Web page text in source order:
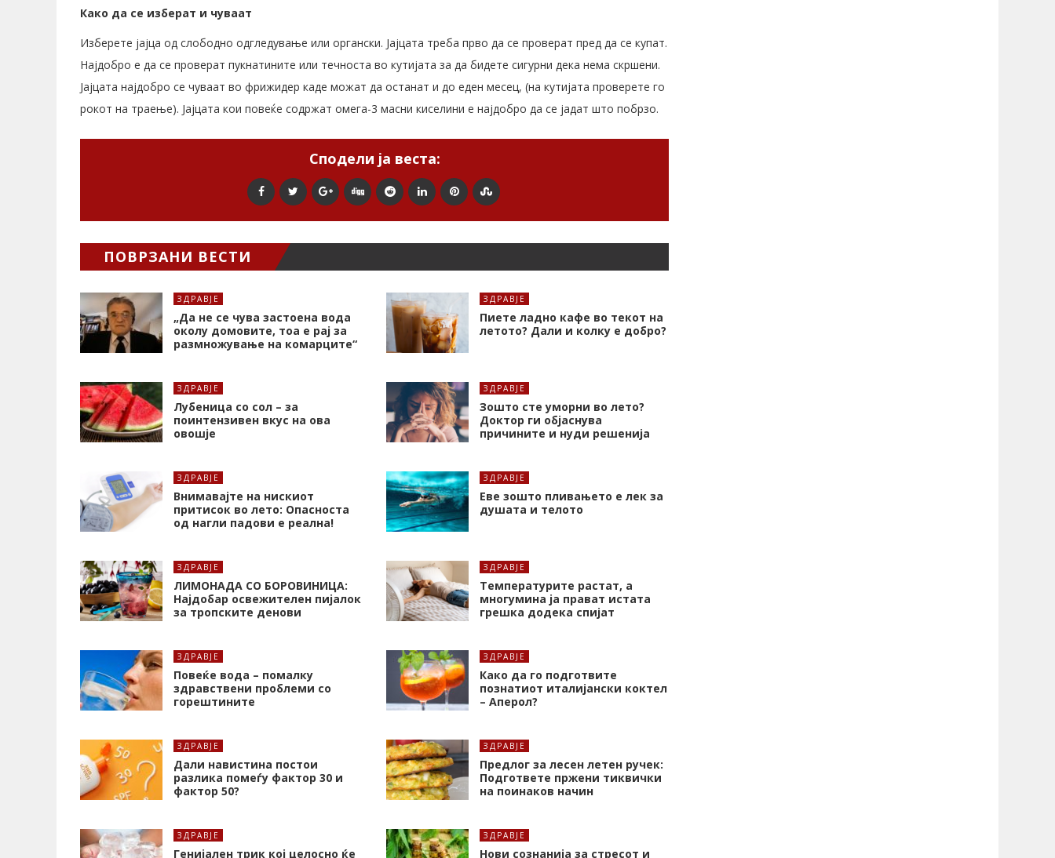
Како да се изберат и чуваат
Изберете јајца од слободно одгледување или органски. Јајцата треба прво да се проверат пред да се купат.
Најдобро е да се проверат пукнатините или течноста во кутијата за да бидете сигурни дека нема скршени.
Јајцата најдобро се чуваат во фрижидер каде можат да останат и до еден месец, (на кутијата проверете го
рокот на траење). Јајцата кои повеќе содржат омега-3 масни киселини е најдобро да се јадат што побрзо.
Сподели ја веста:
ПОВРЗАНИ ВЕСТИ
ЗДРАВЈЕ
„Да не се чува застоена вода
околу домовите, тоа е рај за
размножување на комарците“
ЗДРАВЈЕ
Пиете ладно кафе во текот на
летото? Дали и колку е добро?
ЗДРАВЈЕ
Лубеница со сол – за
поинтензивен вкус на ова
овошје
ЗДРАВЈЕ
Зошто сте уморни во лето?
Доктор ги објаснува
причините и нуди решенија
ЗДРАВЈЕ
Внимавајте на нискиот
притисок во лето: Опасноста
од нагли падови е реална!
ЗДРАВЈЕ
Еве зошто пливањето е лек за
душата и телото
ЗДРАВЈЕ
ЛИМОНАДА СО БОРОВИНИЦА:
Најдобар освежителен пијалок
за тропските денови
ЗДРАВЈЕ
Температурите растат, а
многумина ја прават истата
грешка додека спијат
ЗДРАВЈЕ
Повеќе вода – помалку
здравствени проблеми со
горештините
ЗДРАВЈЕ
Како да го подготвите
познатиот италијански коктел
– Аперол?
ЗДРАВЈЕ
Дали навистина постои
разлика помеѓу фактор 30 и
фактор 50?
ЗДРАВЈЕ
Предлог за лесен летен ручек:
Подгответе пржени тиквички
на поинаков начин
ЗДРАВЈЕ
Генијален трик кој целосно ќе
ЗДРАВЈЕ
Нови сознанија за стресот и